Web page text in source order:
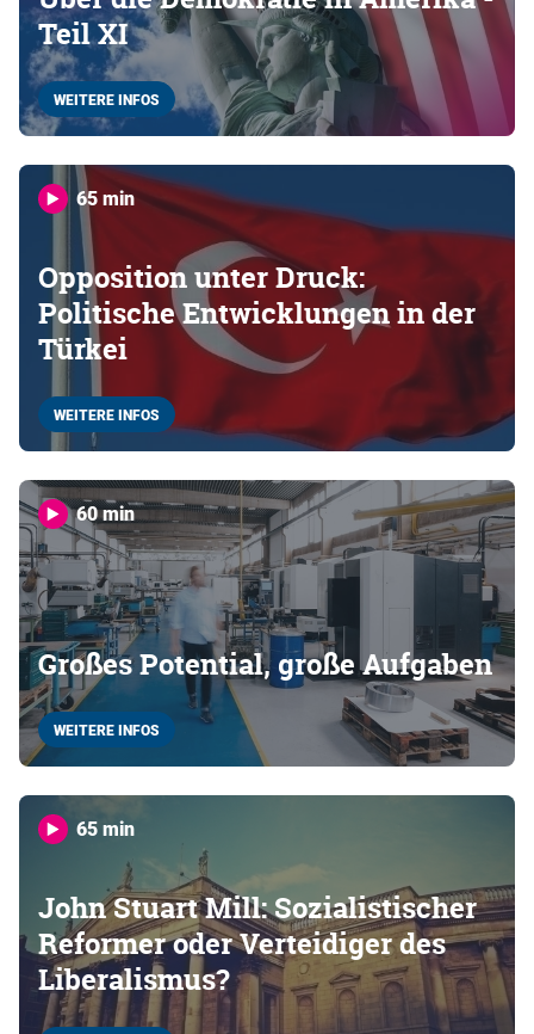
Teil XI
WEITERE INFOS
65 min
Opposition unter Druck:
Politische Entwicklungen in der
Türkei
WEITERE INFOS
60 min
Großes Potential, große Aufgaben
WEITERE INFOS
65 min
John Stuart Mill: Sozialistischer
Reformer oder Verteidiger des
Liberalismus?